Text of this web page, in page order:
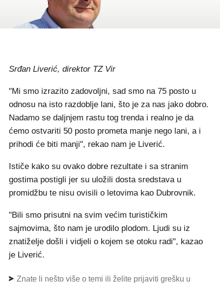
Srđan Liverić, direktor TZ Vir
"Mi smo izrazito zadovoljni, sad smo na 75 posto u
odnosu na isto razdoblje lani, što je za nas jako dobro.
Nadamo se daljnjem rastu tog trenda i realno je da
ćemo ostvariti 50 posto prometa manje nego lani, a i
prihodi će biti manji", rekao nam je Liverić.
Ističe kako su ovako dobre rezultate i sa stranim
gostima postigli jer su uložili dosta sredstava u
promidžbu te nisu ovisili o letovima kao Dubrovnik.
"Bili smo prisutni na svim većim turističkim
sajmovima, što nam je urodilo plodom. Ljudi su iz
znatiželje došli i vidjeli o kojem se otoku radi", kazao
je Liverić.
Znate li nešto više o temi ili želite prijaviti grešku u